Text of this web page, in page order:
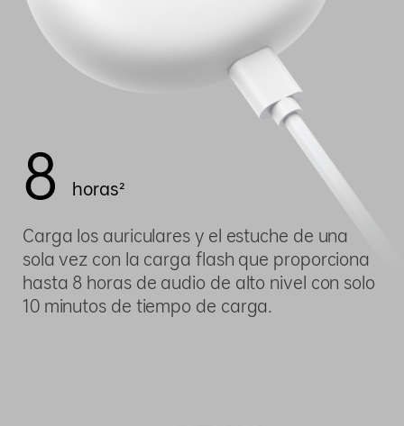
8 horas²
Carga los auriculares y el estuche de una
sola vez con la carga flash que proporciona
hasta 8 horas de audio de alto nivel con solo
10 minutos de tiempo de carga.